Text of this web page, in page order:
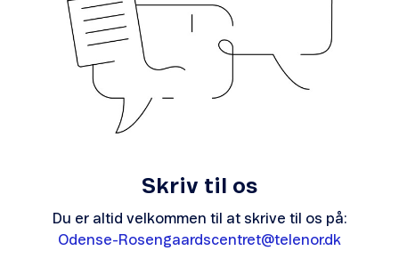
Skriv til os
Du er altid velkommen til at skrive til os på:
Odense-Rosengaardscentret@telenor.dk